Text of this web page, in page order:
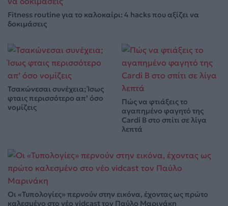
Fitness routine για το καλοκαίρι: 4 hacks που αξίζει να
δοκιμάσεις
Τσακώνεσαι συνέχεια; Ίσως
φταις περισσότερο απ’ όσο
νομίζεις
Πώς να φτιάξεις το
αγαπημένο φαγητό της
Cardi B στο σπίτι σε λίγα
λεπτά
Οι «Τυπολογίες» περνούν στην εικόνα, έχοντας ως πρώτο
καλεσμένο στο νέο vidcast τον Παύλο Μαρινάκη